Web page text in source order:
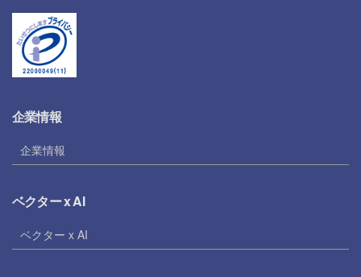
企業情報
企業情報
ベクター x AI
ベクター x AI